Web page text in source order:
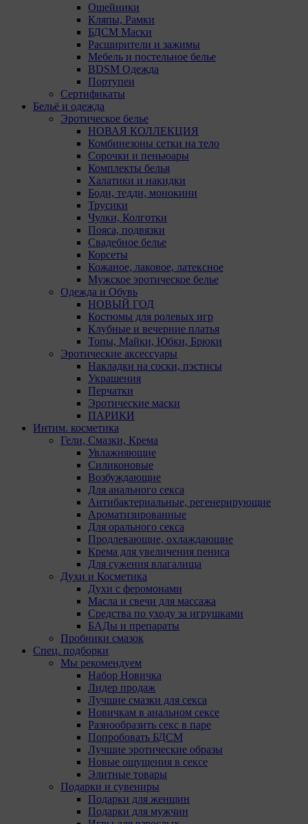
Ошейники
Кляпы, Рамки
БДСМ Маски
Расширители и зажимы
Мебель и постельное белье
BDSM Одежда
Портупеи
Сертификаты
Бельё и одежда
Эротическое белье
НОВАЯ КОЛЛЕКЦИЯ
Комбинезоны сетки на тело
Сорочки и пеньюары
Комплекты белья
Халатики и накидки
Боди, тедди, монокини
Трусики
Чулки, Колготки
Пояса, подвязки
Свадебное белье
Корсеты
Кожаное, лаковое, латексное
Мужское эротическое белье
Одежда и Обувь
НОВЫЙ ГОД
Костюмы для ролевых игр
Клубные и вечерние платья
Топы, Майки, Юбки, Брюки
Эротические аксессуары
Накладки на соски, пэстисы
Украшения
Перчатки
Эротические маски
ПАРИКИ
Интим. косметика
Гели, Смазки, Крема
Увлажняющие
Силиконовые
Возбуждающие
Для анального секса
Антибактериальные, регенерирующие
Ароматизированные
Для орального секса
Продлевающие, охлаждающие
Крема для увеличения пениса
Для сужения влагалища
Духи и Косметика
Духи с феромонами
Масла и свечи для массажа
Средства по уходу за игрушками
БАДы и препараты
Пробники смазок
Спец. подборки
Мы рекомендуем
Набор Новичка
Лидер продаж
Лучшие смазки для секса
Новичкам в анальном сексе
Разнообразить секс в паре
Попробовать БДСМ
Лучшие эротические образы
Новые ощущения в сексе
Элитные товары
Подарки и сувениры
Подарки для женщин
Подарки для мужчин